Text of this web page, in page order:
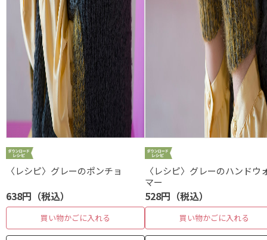
〈レシピ〉グレーのポンチョ
638円（税込）
買い物かごに入れる
〈レシピ〉グレーのハンドウ
マー
528円（税込）
買い物かごに入れる